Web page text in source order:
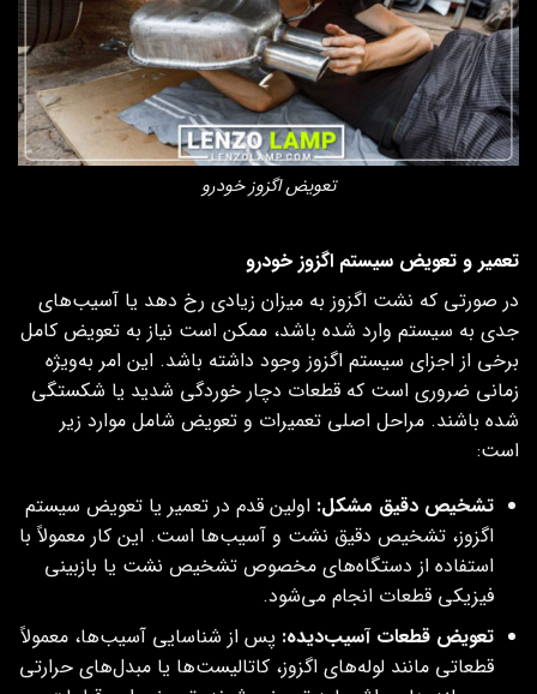
تعویض اگزوز خودرو
تعمیر و تعویض سیستم اگزوز خودرو
در صورتی که نشت اگزوز به میزان زیادی رخ دهد یا آسیب‌های
جدی به سیستم وارد شده باشد، ممکن است نیاز به تعویض کامل
برخی از اجزای سیستم اگزوز وجود داشته باشد. این امر به‌ویژه
زمانی ضروری است که قطعات دچار خوردگی شدید یا شکستگی
شده باشند. مراحل اصلی تعمیرات و تعویض شامل موارد زیر
است:
تشخیص دقیق مشکل: اولین قدم در تعمیر یا تعویض سیستم
اگزوز، تشخیص دقیق نشت و آسیب‌ها است. این کار معمولاً با
استفاده از دستگاه‌های مخصوص تشخیص نشت یا بازبینی
فیزیکی قطعات انجام می‌شود.
تعویض قطعات آسیب‌دیده: پس از شناسایی آسیب‌ها، معمولاً
قطعاتی مانند لوله‌های اگزوز، کاتالیست‌ها یا مبدل‌های حرارتی